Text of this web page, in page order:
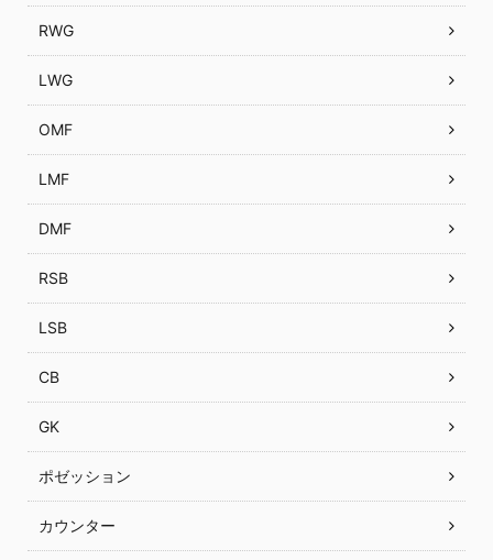
RWG
LWG
OMF
LMF
DMF
RSB
LSB
CB
GK
ポゼッション
カウンター